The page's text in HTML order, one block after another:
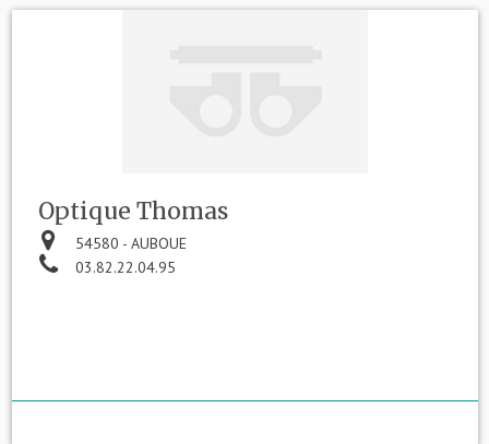
Optique Thomas
54580 - AUBOUE
03.82.22.04.95